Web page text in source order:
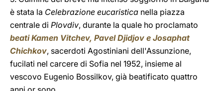
è stata la Celebrazione eucaristica nella piazza
centrale di Plovdiv, durante la quale ho proclamato
beati Kamen Vitchev, Pavel Djidjov e Josaphat
Chichkov, sacerdoti Agostiniani dell'Assunzione,
fucilati nel carcere di Sofia nel 1952, insieme al
vescovo Eugenio Bossilkov, già beatificato quattro